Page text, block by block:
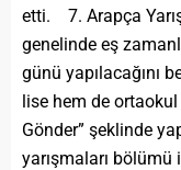
etti. 7. Arapça
genelinde eş
günü yapılacağını
lise hem de
Gönder” şeklinde
yarışmaları bölümü